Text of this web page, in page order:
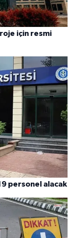
için resmi
personel alacak